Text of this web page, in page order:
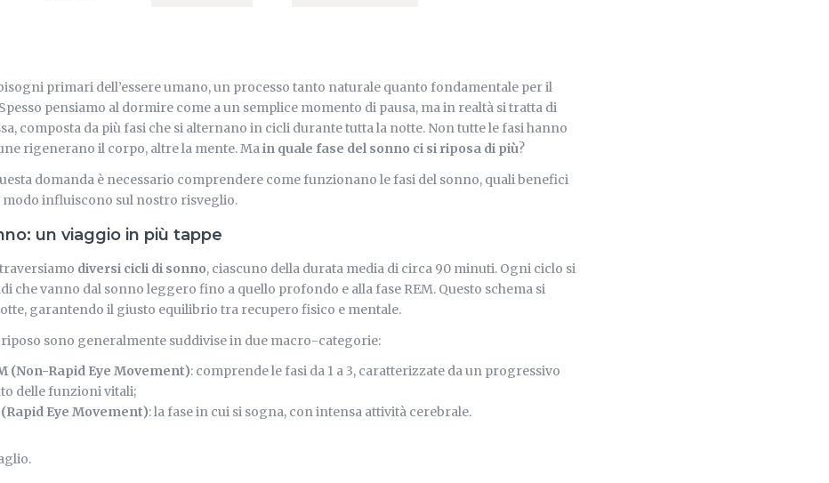
primari dell’essere umano, un processo tanto naturale quanto fondamentale per il
pensiamo al dormire come a un semplice momento di pausa, ma in realtà si tratta di
composta da più fasi che si alternano in cicli durante tutta la notte. Non tutte le fasi hanno
rigenerano il corpo, altre la mente. Main quale fase del sonno ci si riposa di più?
domanda è necessario comprendere come funzionano le fasi del sonno, quali benefici
modo influiscono sul nostro risveglio.
un viaggio in più tappe
diversi cicli di sonno, ciascuno della durata media di circa 90 minuti. Ogni ciclo si
che vanno dal sonno leggero fino a quello profondo e alla fase REM. Questo schema si
garantendo il giusto equilibrio tra recupero fisico e mentale.
riposo sono generalmente suddivise in due macro-categorie:
(Non-Rapid Eye Movement): comprende le fasi da 1 a 3, caratterizzate da un progressivo
delle funzioni vitali;
(Rapid Eye Movement): la fase in cui si sogna, con intensa attività cerebrale.